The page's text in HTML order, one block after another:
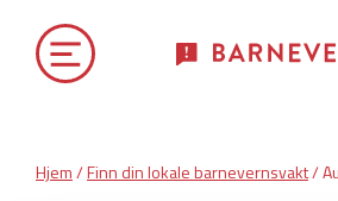
Hjem/Finn din lokale barnevernsvakt/